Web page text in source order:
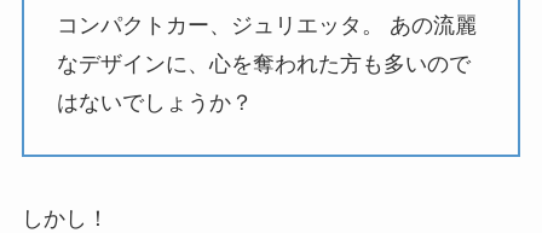
コンパクトカー、ジュリエッタ。 あの流麗
なデザインに、心を奪われた方も多いので
はないでしょうか？
しかし！